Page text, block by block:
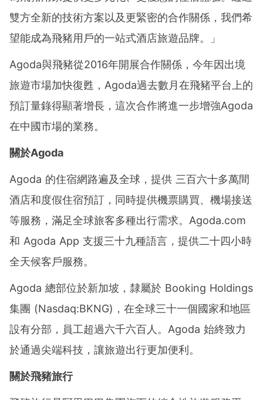
雙方全新的技術方案以及更緊密的合作關係，我們希
望能成為飛豬用戶的一站式酒店旅遊品牌。」
Agoda與飛豬從2016年開展合作關係，今年因出境
旅遊市場加快復甦，Agoda過去數月在飛豬平台上的
預訂量錄得顯著增長，這次合作將進一步增強Agoda
在中國市場的業務。
關於Agoda
Agoda 的住宿網路遍及全球，提供 三百六十多萬間
酒店和度假住宿預訂，同時提供機票購買、機場接送
等服務，滿足全球旅客多種出行需求。Agoda.com
和 Agoda App 支援三十九種語言，提供二十四小時
全天候客戶服務。
Agoda 總部位於新加坡，隸屬於 Booking Holdings
集團 (Nasdaq:BKNG)，在全球三十一個國家和地區
設有分部，員工超過六千六百人。Agoda 始終致力
於通過尖端科技，讓旅遊出行更加便利。
關於飛豬旅行